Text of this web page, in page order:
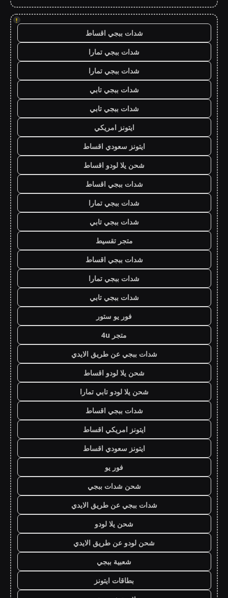
!
شدات ببجي اقساط
شدات ببجي تمارا
شدات ببجي تمارا
شدات ببجي تابي
شدات ببجي تابي
ايتونز امريكي
ايتونز سعودي اقساط
شحن يلا لودو اقساط
شدات ببجي اقساط
شدات ببجي تمارا
شدات ببجي تابي
متجر تقسيط
شدات ببجي اقساط
شدات ببجي تمارا
شدات ببجي تابي
فور يو ستور
متجر 4u
شدات ببجي عن طريق الايدي
شحن يلا لودو اقساط
شحن يلا لودو تابي تمارا
شدات ببجي اقساط
ايتونز امريكي اقساط
ايتونز سعودي اقساط
فور يو
شحن شدات ببجي
شدات ببجي عن طريق الايدي
شحن يلا لودو
شحن لودو عن طريق الايدي
شعبية ببجي
بطاقات ايتونز